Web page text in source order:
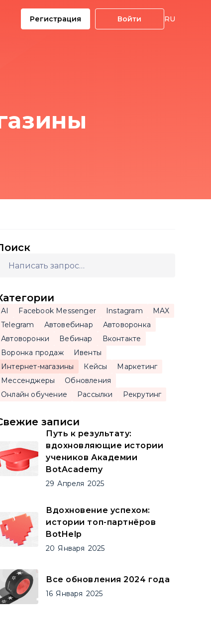
Регистрация Войти RU
AI Facebook Messenger Instagram
MAX
Telegram
Автовебинар
Автоворонка
Автоворонки
Вебинар
Вконтакте
Воронка продаж
Ивенты
Интернет-магазины
Кейсы
Маркетинг
Мессенджеры
Обновления
Онлайн обучение
Рассылки Рекрутинг
записи
Путь к результату:
вдохновляющие истории
учеников Академии
BotAcademy
29 Апреля 2025
Вдохновение успехом:
истории топ-партнёров
BotHelp
20 Января 2025
Все обновления 2024 года
16 Января 2025